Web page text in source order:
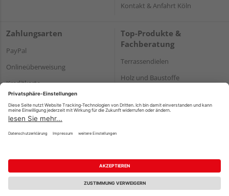
Kontakt & Anfahrt Köln
Zahlungsarten
PayPal
Onlineüberweisung
Kreditkarte
Rechnung*
*Bonität vorausgesetzt
Top-Produkte &
Fachberatung
Terrassendielen
Holz und Baustoffe
Impressum Datenschutz AGB
Barrierefreiheitserklärung
Vertrag widerrufen